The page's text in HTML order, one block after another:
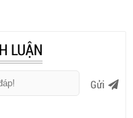
LUẬN
Gửi